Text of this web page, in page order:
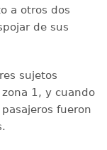
a otros dos
de sus
sujetos
1, y cuando
fueron